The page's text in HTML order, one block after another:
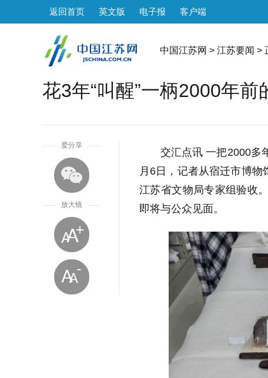
返回首页 英文版 电子报 客户端
中国江苏网 > 江苏要闻 >
花3年“叫醒”一柄2000年
爱分享
放大镜
交汇点讯 一把2000多
月6日，记者从宿迁市博
江苏省文物局专家组验收
即将与公众见面。